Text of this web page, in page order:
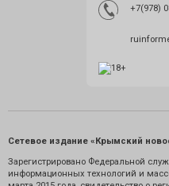
+7(978)
Сетевое издание «Крымский
Зарегистрировано Федеральной
информационных технологий и